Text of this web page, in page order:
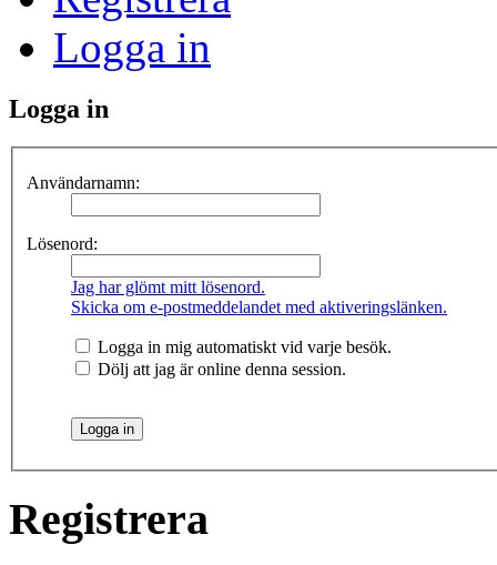
Logga in
Logga in
Användarnamn:
Lösenord:
Jag har glömt mitt lösenord.
Skicka om e-postmeddelandet med aktiveringslänken.
Logga in mig automatiskt vid varje besök.
Dölj att jag är online denna session.
Registrera